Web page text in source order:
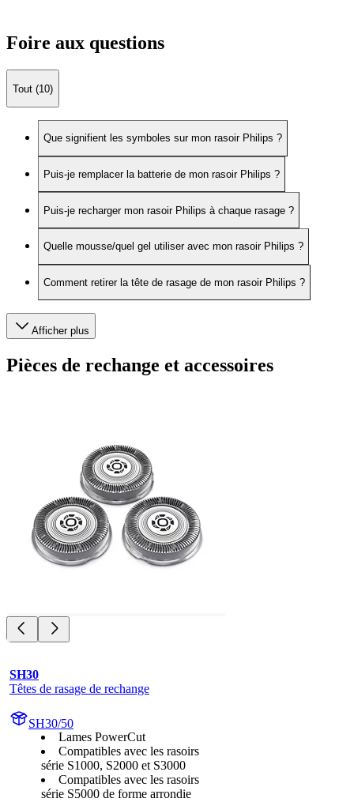
Foire aux questions
Tout (10)
Que signifient les symboles sur mon rasoir Philips ?
Puis-je remplacer la batterie de mon rasoir Philips ?
Puis-je recharger mon rasoir Philips à chaque rasage ?
Quelle mousse/quel gel utiliser avec mon rasoir Philips ?
Comment retirer la tête de rasage de mon rasoir Philips ?
Afficher plus
Pièces de rechange et accessoires
SH30
Têtes de rasage de rechange
SH30/50
Lames PowerCut
Compatibles avec les rasoirs
série S1000, S2000 et S3000
Compatibles avec les rasoirs
série S5000 de forme arrondie